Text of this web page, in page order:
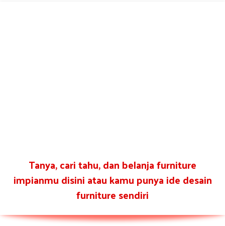
Tanya, cari tahu, dan belanja furniture
impianmu disini atau kamu punya ide desain
furniture sendiri